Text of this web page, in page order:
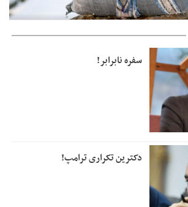
نباید به زیان تولید باشد/مواد اولیه با کولبری
خارج از مراجع رسمی فاقد سندیت است
سفره نابرابر!
دکترین تکراری ترامپ!